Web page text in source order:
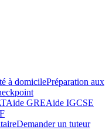
à domicilePréparation aux
Aide GREAide IGCSE
Demander un tuteur